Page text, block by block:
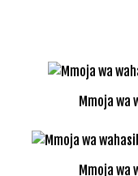
Mmoja wa
Mmoja wa